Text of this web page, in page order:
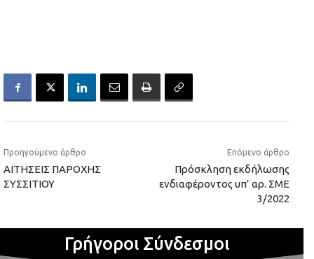
Προηγούμενο άρθρο
ΑΙΤΗΣΕΙΣ ΠΑΡΟΧΗΣ
ΣΥΣΣΙΤΙΟΥ
Επόμενο άρθρο
Πρόσκληση εκδήλωσης
ενδιαφέροντος υπ’ αρ. ΣΜΕ
3/2022
Γρήγοροι Σύνδεσμοι